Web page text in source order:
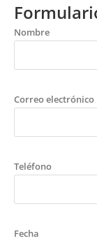
Nombre
Correo electrónico
Teléfono
Fecha